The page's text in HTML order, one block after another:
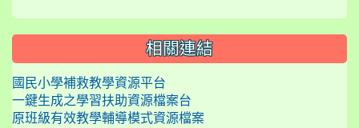
相關連結
國民小學補救教學資源平台
一鍵生成之學習扶助資源檔案台
原班級有效教學輔導模式資源檔案